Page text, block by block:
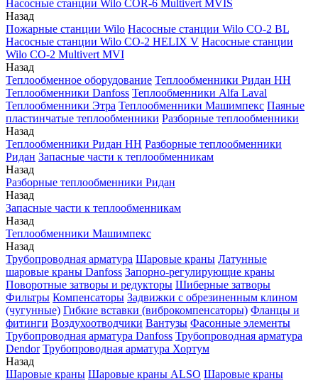
Насосные станции Wilo COR-6 Multivert MVIS
Назад
Пожарные станции Wilo Насосные станции Wilo CO-2 BL
Насосные станции Wilo CO-2 HELIX V Насосные станции
Wilo CO-2 Multivert MVI
Назад
Теплообменное оборудование Теплообменники Ридан НН
Теплообменники Danfoss Теплообменники Alfa Laval
Теплообменники Этра Теплообменники Машимпекс Паяные
пластинчатые теплообменники Разборные теплообменники
Назад
Теплообменники Ридан НН Разборные теплообменники
Ридан Запасные части к теплообменникам
Назад
Разборные теплообменники Ридан
Назад
Запасные части к теплообменникам
Назад
Теплообменники Машимпекс
Назад
Трубопроводная арматура Шаровые краны Латунные
шаровые краны Danfoss Запорно-регулирующие краны
Поворотные затворы и редукторы Шиберные затворы
Фильтры Компенсаторы Задвижки с обрезиненным клином
(чугунные) Гибкие вставки (виброкомпенсаторы) Фланцы и
фитинги Воздухоотводчики Вантузы Фасонные элементы
Трубопроводная арматура Danfoss Трубопроводная арматура
Dendor Трубопроводная арматура Хортум
Назад
Шаровые краны Шаровые краны ALSO Шаровые краны